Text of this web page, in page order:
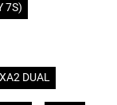
7S)
DUAL